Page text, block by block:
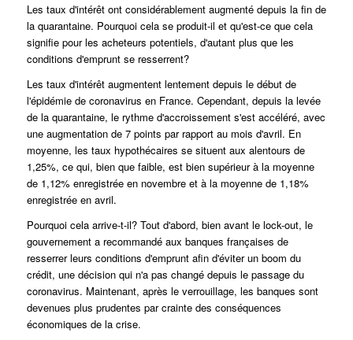
Les taux d'intérêt ont considérablement augmenté depuis la fin de
la quarantaine. Pourquoi cela se produit-il et qu'est-ce que cela
signifie pour les acheteurs potentiels, d'autant plus que les
conditions d'emprunt se resserrent?
Les taux d'intérêt augmentent lentement depuis le début de
l'épidémie de coronavirus en France. Cependant, depuis la levée
de la quarantaine, le rythme d'accroissement s'est accéléré, avec
une augmentation de 7 points par rapport au mois d'avril. En
moyenne, les taux hypothécaires se situent aux alentours de
1,25%, ce qui, bien que faible, est bien supérieur à la moyenne
de 1,12% enregistrée en novembre et à la moyenne de 1,18%
enregistrée en avril.
Pourquoi cela arrive-t-il? Tout d'abord, bien avant le lock-out, le
gouvernement a recommandé aux banques françaises de
resserrer leurs conditions d'emprunt afin d'éviter un boom du
crédit, une décision qui n'a pas changé depuis le passage du
coronavirus. Maintenant, après le verrouillage, les banques sont
devenues plus prudentes par crainte des conséquences
économiques de la crise.